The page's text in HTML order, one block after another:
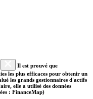
Il est prouvé que
les plus efficaces pour obtenir un
les grands gestionnaires d'actifs
elle a utilisé des données
: FinanceMap)